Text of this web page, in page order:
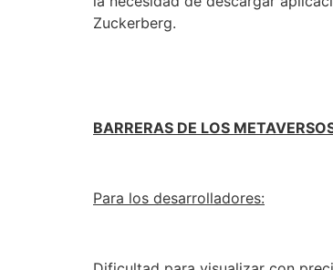
Zuckerberg.
BARRERAS DE LOS
Para los desarrolladores: